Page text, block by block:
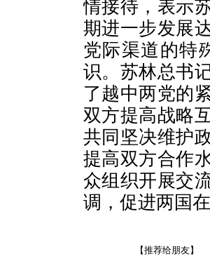
情接待，表示
期进一步发展
党际渠道的特
识。苏林总书
了越中两党的
双方提高战略
共同坚决维护
提高双方合作
众组织开展交
调，促进两国
【推荐给朋友】